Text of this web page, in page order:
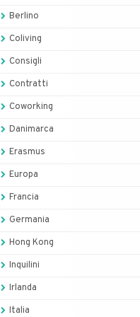
Berlino
Coliving
Consigli
Contratti
Coworking
Danimarca
Erasmus
Europa
Francia
Germania
Hong Kong
Inquilini
Irlanda
Italia